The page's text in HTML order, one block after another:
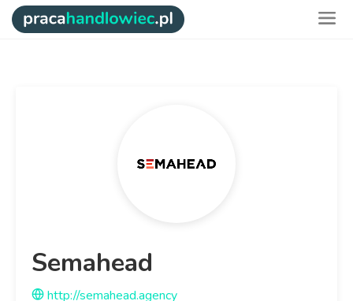
Semahead
http://semahead.agency